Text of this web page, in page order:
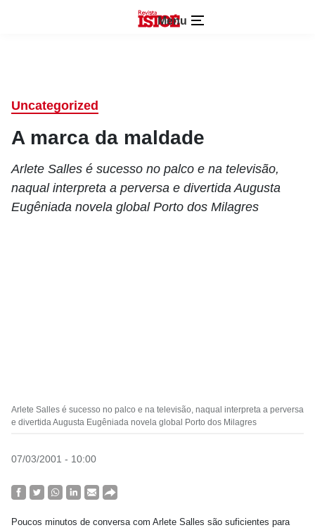
Menu
Uncategorized
A marca da maldade
Arlete Salles é sucesso no palco e na televisão,
naqual interpreta a perversa e divertida Augusta
Eugêniada novela global Porto dos Milagres
Arlete Salles é sucesso no palco e na televisão, naqual interpreta a perversa
e divertida Augusta Eugêniada novela global Porto dos Milagres
07/03/2001 - 10:00
Poucos minutos de conversa com Arlete Salles são suficientes para